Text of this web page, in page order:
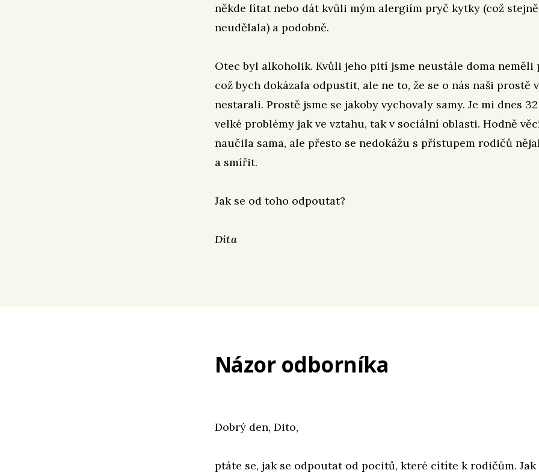
někde lítat nebo dát kvůli mým alergiím pryč kytky (což
neudělala) a podobně.
Otec byl alkoholik. Kvůli jeho pití jsme neustále doma neměli
což bych dokázala odpustit, ale ne to, že se o nás naši prostě
nestarali. Prostě jsme se jakoby vychovaly samy. Je mi dnes
velké problémy jak ve vztahu, tak v sociální oblasti. Hodně
naučila sama, ale přesto se nedokážu s přístupem rodičů
a smířit.
Jak se od toho odpoutat?
Dita
Názor odborníka
Dobrý den, Dito,
ptáte se, jak se odpoutat od pocitů, které cítíte k rodičům. Jak